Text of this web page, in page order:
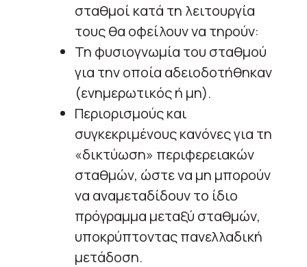
σταθμοί κατά τη λειτουργία
τους θα οφείλουν να τηρούν:
Τη φυσιογνωμία του σταθμού
για την οποία αδειοδοτήθηκαν
(ενημερωτικός ή μη).
Περιορισμούς και
συγκεκριμένους κανόνες για τη
«δικτύωση» περιφερειακών
σταθμών, ώστε να μη μπορούν
να αναμεταδίδουν το ίδιο
πρόγραμμα μεταξύ σταθμών,
υποκρύπτοντας πανελλαδική
μετάδοση.